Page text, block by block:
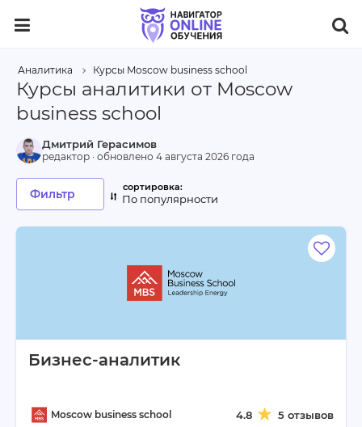
Аналитика Курсы Moscow business school
Курсы аналитики от Moscow
business school
Бизнес-аналитик
Moscow business school 4.8 5 отзывов
Дмитрий Герасимов
редактор · обновлено 4 августа 2026 года
Фильтр По популярности